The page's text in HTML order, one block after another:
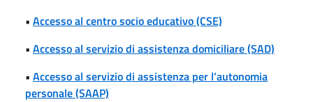
• Accesso al centro socio educativo (CSE)
• Accesso al servizio di assistenza domiciliare (SAD)
• Accesso al servizio di assistenza per l’autonomia
personale (SAAP)